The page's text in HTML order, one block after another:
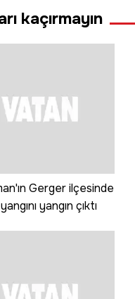
kaçırmayın
Gerger ilçesinde
yangın çıktı